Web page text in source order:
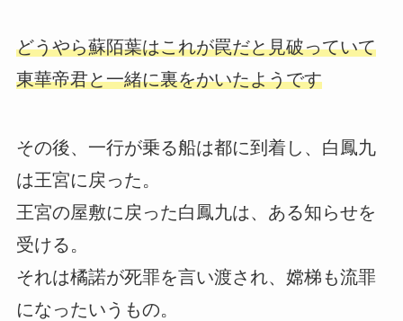
どうやら蘇陌葉はこれが罠だと見破っていて
東華帝君と一緒に裏をかいたようです
その後、一行が乗る船は都に到着し、白鳳九
は王宮に戻った。
王宮の屋敷に戻った白鳳九は、ある知らせを
受ける。
それは橘諾が死罪を言い渡され、嫦梯も流罪
になったいうもの。